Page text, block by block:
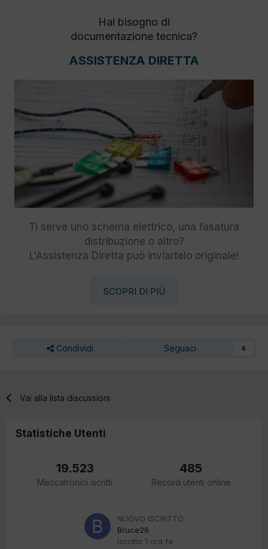
Hai bisogno di
documentazione tecnica?
ASSISTENZA DIRETTA
Ti serve uno schema elettrico, una fasatura
distribuzione o altro?
L'Assistenza Diretta può inviartelo originale!
SCOPRI DI PIÙ
Condividi Seguaci 4
Vai alla lista discussioni
Statistiche Utenti
19.523
Meccatronici iscritti
485
Record utenti online
NUOVO ISCRITTO
Bruce26
Iscritto 1 ora fa